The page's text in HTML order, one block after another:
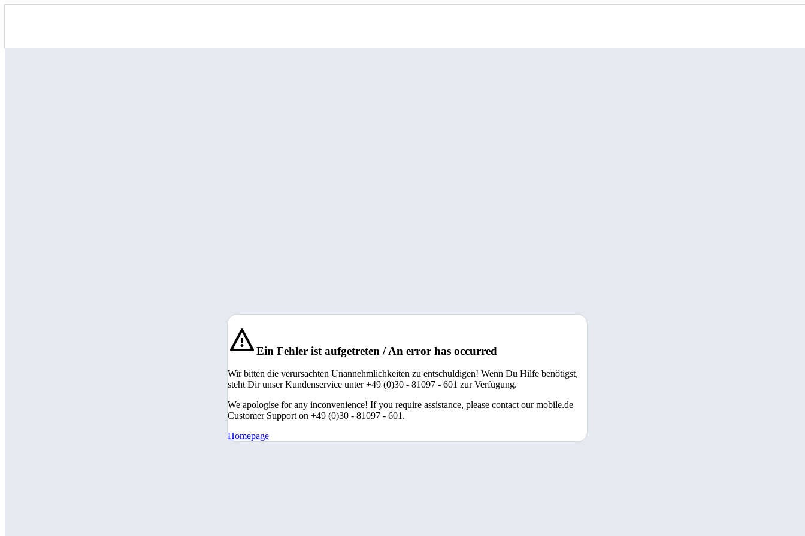
Ein Fehler ist aufgetreten / An error has occurred
Wir bitten die verursachten Unannehmlichkeiten zu entschuldigen! Wenn Du Hilfe benötigst,
steht Dir unser Kundenservice unter +49 (0)30 - 81097 - 601 zur Verfügung.
We apologise for any inconvenience! If you require assistance, please contact our mobile.de
Customer Support on +49 (0)30 - 81097 - 601.
Homepage